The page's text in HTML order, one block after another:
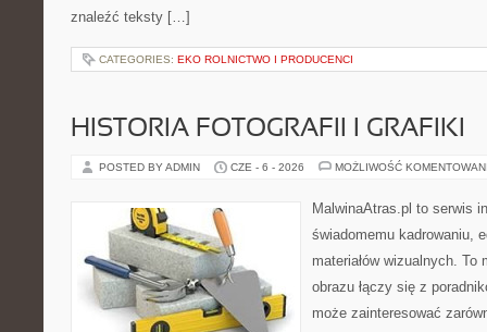
znaleźć teksty […]
CATEGORIES: EKO ROLNICTWO I PRODUCENCI
HISTORIA FOTOGRAFII I GRAFIKI
POSTED BY ADMIN CZE - 6 - 2026 MOŻLIWOŚĆ
MalwinaAtras.pl to serwis
świadomemu kadrowaniu,
materiałów wizualnych.
obrazu łączy się z
może zainteresować